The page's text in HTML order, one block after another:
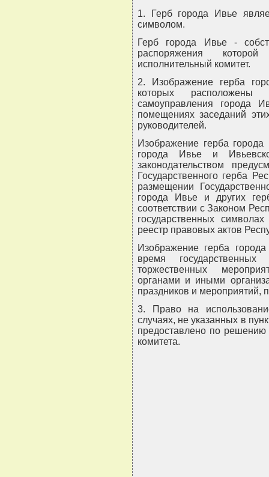
1. Герб города Ивье
символом.
Герб города Ивье -
распоряжения
исполнительный комитет.
2. Изображение герба
которых
самоуправления города
помещениях заседаний
руководителей.
Изображение герба
города Ивье и
законодательством
Государственного герба
размещении
города Ивье и других
соответствии с Законом
государственных
реестр правовых актов
Изображение герба
время
торжественных
органами и иными
праздников и мероприятий,
3. Право на
случаях, не указанных в
предоставлено по решению
комитета.